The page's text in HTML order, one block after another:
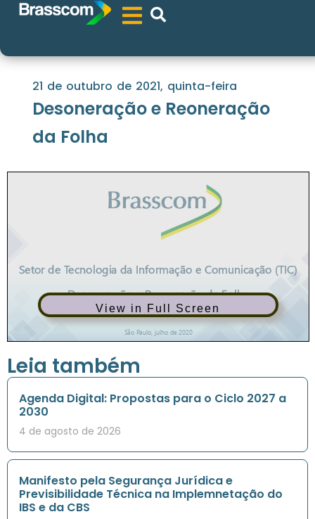
21 de outubro de 2021, quinta-feira
Desoneração e Reoneração
da Folha
View in Full Screen
Leia também
Agenda Digital: Propostas para o Ciclo 2027 a
2030
4 de agosto de 2026
Manifesto pela Segurança Jurídica e
Previsibilidade Técnica na Implemnetação do
IBS e da CBS